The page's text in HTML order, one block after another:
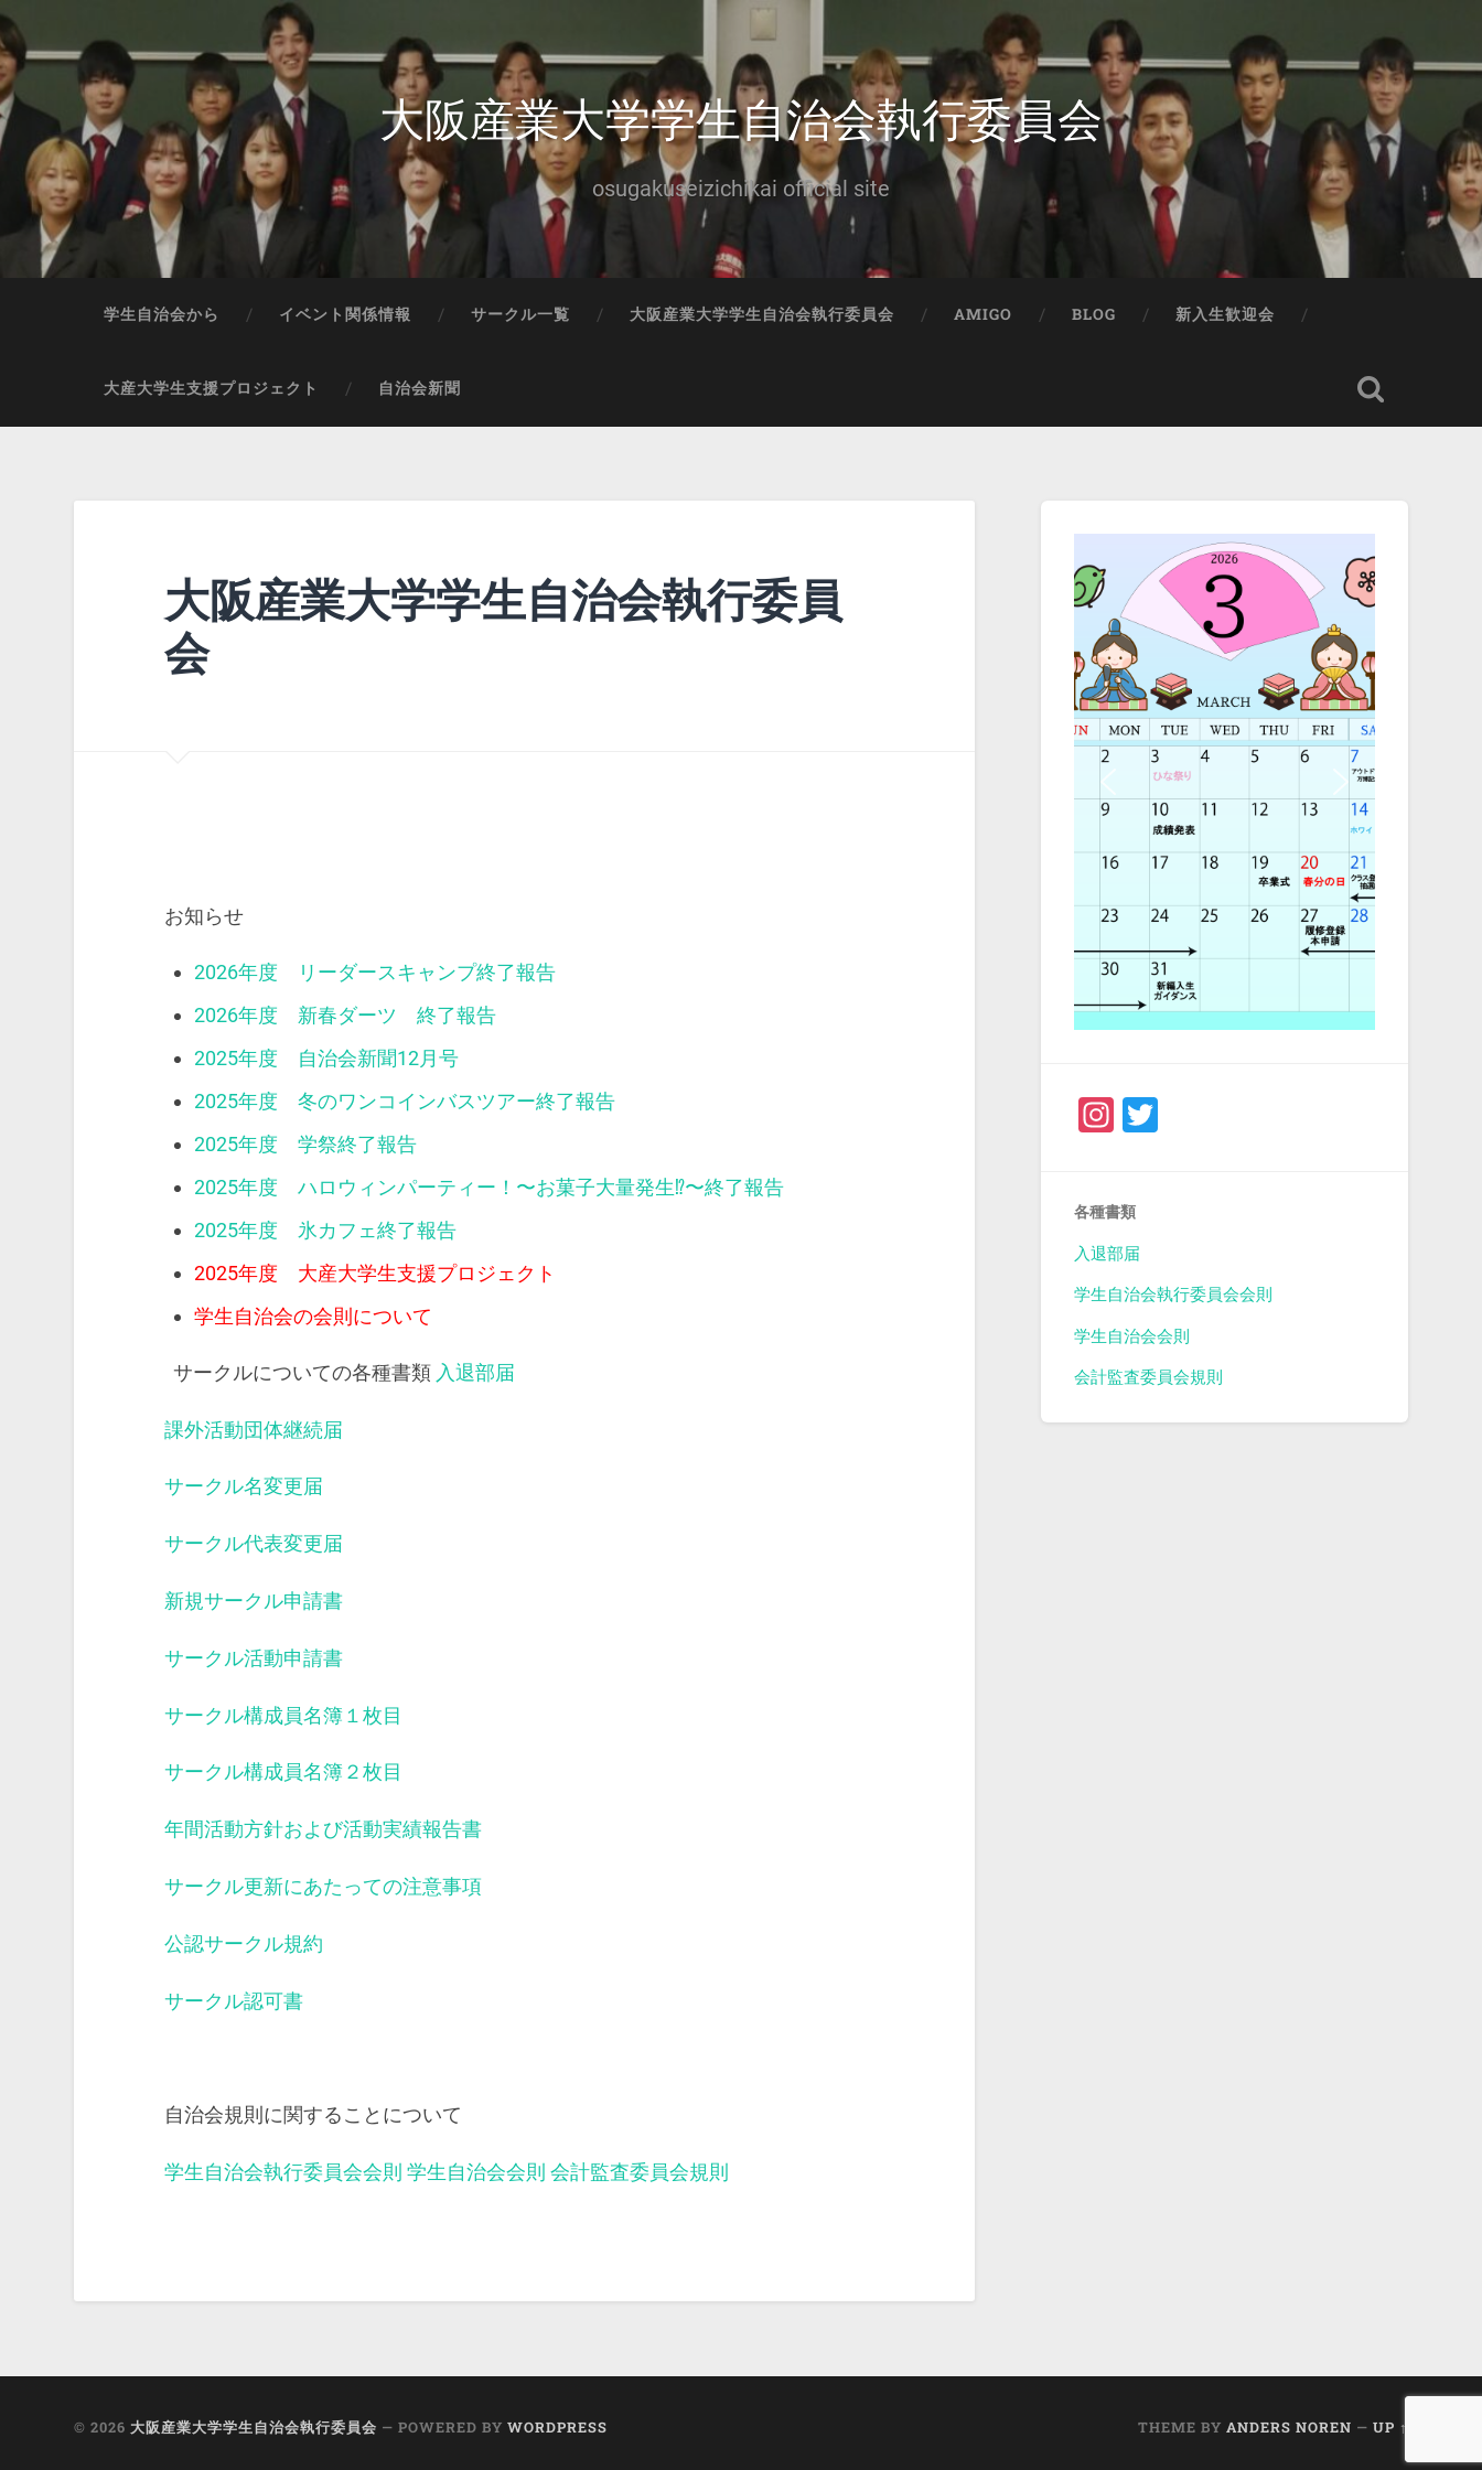
大阪産業大学学生自治会執行委員会
osugakuseizichikai official site
学生自治会から イベント関係情報 サークル一覧 大阪産業大学学生自治会執行委員会 AMIGO BLOG 新入生歓迎会
大産大学生支援プロジェクト 自治会新聞
大阪産業大学学生自治会執行委員
会
お知らせ
2026年度 リーダースキャンプ終了報告
2026年度 新春ダーツ 終了報告
2025年度 自治会新聞12月号
2025年度 冬のワンコインバスツアー終了報告
2025年度 学祭終了報告
2025年度 ハロウィンパーティー！〜お菓子大量発生⁉︎〜終了報告
2025年度 氷カフェ終了報告
2025年度 大産大学生支援プロジェクト
学生自治会の会則について
サークルについての各種書類 入退部届
課外活動団体継続届
サークル名変更届
サークル代表変更届
新規サークル申請書
サークル活動申請書
サークル構成員名簿１枚目
サークル構成員名簿２枚目
年間活動方針および活動実績報告書
サークル更新にあたっての注意事項
公認サークル規約
サークル認可書
自治会規則に関することについて
学生自治会執行委員会会則 学生自治会会則 会計監査委員会規則
Instagram
各種書類
入退部届
学生自治会執行委員会会則
学生自治会会則
会計監査委員会規則
© 2026 大阪産業大学学生自治会執行委員会 — POWERED BYWORDPRESS THEME BY ANDERS NOREN — UP ↑